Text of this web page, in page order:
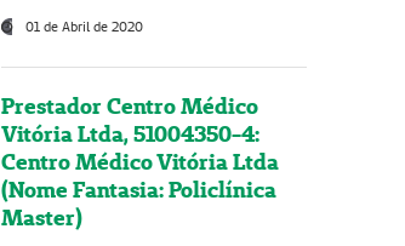
01 de Abril de 2020
Prestador Centro Médico
Vitória Ltda, 51004350-4:
Centro Médico Vitória Ltda
(Nome Fantasia: Policlínica
Master)